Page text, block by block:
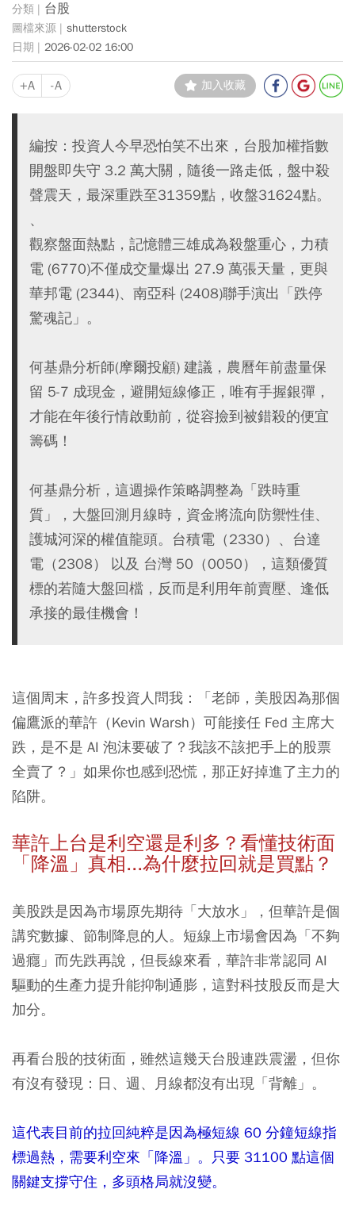
台股
shutterstock
2026-02-02 16:00
+A -A 加入收藏
編按：投資人今早恐怕笑不出來，台股加權指數
開盤即失守 3.2 萬大關，隨後一路走低，盤中殺
聲震天，最深重跌至31359點，收盤31624點。
、
觀察盤面熱點，記憶體三雄成為殺盤重心，力積
電 (6770)不僅成交量爆出 27.9 萬張天量，更與
華邦電 (2344)、南亞科 (2408)聯手演出「跌停
驚魂記」。
何基鼎分析師(摩爾投顧) 建議，農曆年前盡量保
留 5-7 成現金，避開短線修正，唯有手握銀彈，
才能在年後行情啟動前，從容撿到被錯殺的便宜
籌碼！
何基鼎分析，這週操作策略調整為「跌時重
質」，大盤回測月線時，資金將流向防禦性佳、
護城河深的權值龍頭。台積電（2330）、台達
電（2308） 以及 台灣 50（0050），這類優質
標的若隨大盤回檔，反而是利用年前賣壓、逢低
承接的最佳機會！
這個周末，許多投資人問我：
「老師，美股因為那個
偏鷹派的華許（Kevin Warsh）可能接任 Fed 主席大
跌，是不是 AI 泡沫要破了？我該不該把手上的股票
全賣了？」 如果你也感到恐慌，那正好掉進了主力的
陷阱。
華許上台是利空還是利多？看懂技術面
「降溫」真相...為什麼拉回就是買點？
美股跌是因為市場原先期待「大放水」，但華許是個
講究數據、節制降息的人。短線上市場會因為「不夠
過癮」而先跌再說， 但長線來看，華許非常認同 AI
驅動的生產力提升能抑制通膨，這對科技股反而是大
加分。
再看台股的技術面，雖然這幾天台股連跌震盪，但你
有沒有發現：日、週、月線都沒有出現「背離」。
這代表目前的拉回純粹是因為極短線 60 分鐘短線指
標過熱，需要利空來「降溫」。只要 31100 點這個
關鍵支撐守住，多頭格局就沒變。